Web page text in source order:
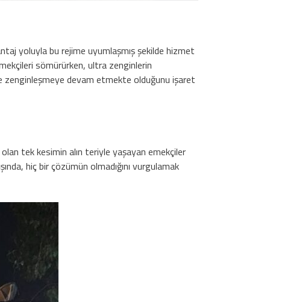
yoluyla bu rejime uyumlaşmış şekilde hizmet
sömürürken, ultra zenginlerin
zenginleşmeye devam etmekte olduğunu işaret
tek kesimin alın teriyle yaşayan emekçiler
hiç bir çözümün olmadığını vurgulamak